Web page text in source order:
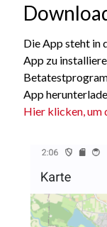
Die App steht in
App zu
App
Hier klicken, um